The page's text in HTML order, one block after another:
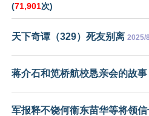
(71,901次)
天下奇谭（329）死友别离 2025/
蒋介石和笕桥航校恳亲会的故事
军报释不饶何衞东苗华等将领信